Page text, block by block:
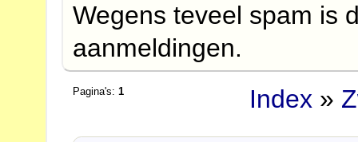
Wegens teveel spam is
aanmeldingen.
Pagina's:1 Index »